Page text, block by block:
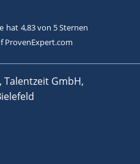
hat 4,83von 5Sternen
ProvenExpert.com
Talentzeit GmbH,